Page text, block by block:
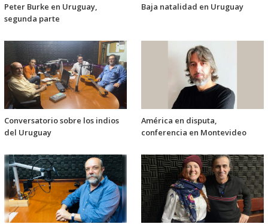
Peter Burke en Uruguay,
segunda parte
Baja natalidad en Uruguay
Conversatorio sobre los indios
del Uruguay
América en disputa,
conferencia en Montevideo